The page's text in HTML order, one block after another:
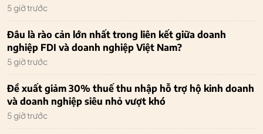
5 giờ trước
Đâu là rào cản lớn nhất trong liên kết giữa doanh
nghiệp FDI và doanh nghiệp Việt Nam?
5 giờ trước
Đề xuất giảm 30% thuế thu nhập hỗ trợ hộ kinh doanh
và doanh nghiệp siêu nhỏ vượt khó
5 giờ trước